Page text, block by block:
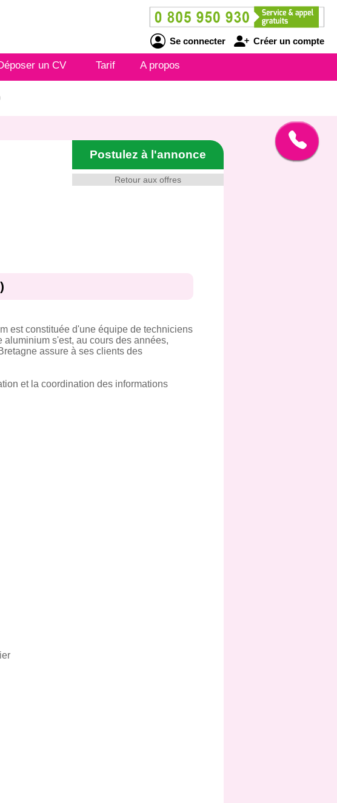
Se connecter Créer un compte
un CV Tarif A propos
Retour aux offres
Postulez à l'annonce
est constituée d'une équipe de techniciens
s'est, au cours des années,
assure à ses clients des
et la coordination des informations